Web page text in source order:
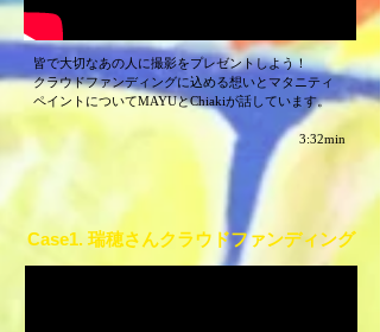
皆で大切なあの人に撮影をプレゼントしよう！
クラウドファンディングに込める想いとマタニティ
ペイントについてMAYUとChiakiが話しています。
​3:32min
Case1. ​瑞穂さんクラウドファンディング